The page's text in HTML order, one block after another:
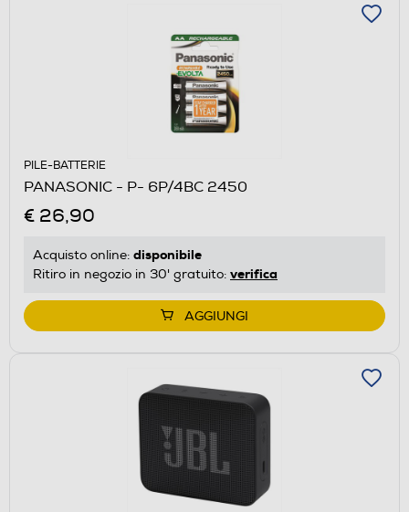
PILE-BATTERIE
PANASONIC - P- 6P/4BC 2450
€ 26,90
Acquisto online: disponibile
Ritiro in negozio in 30' gratuito: verifica
AGGIUNGI